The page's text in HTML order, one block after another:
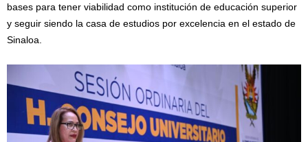
bases para tener viabilidad como institución de educación superior
y seguir siendo la casa de estudios por excelencia en el estado de
Sinaloa.